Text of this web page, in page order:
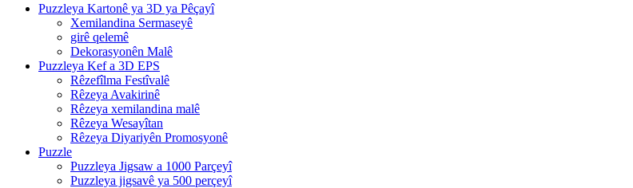
Puzzleya Kartonê ya 3D ya Pêçayî
Xemilandina Sermaseyê
girê qelemê
Dekorasyonên Malê
Puzzleya Kef a 3D EPS
Rêzefîlma Festîvalê
Rêzeya Avakirinê
Rêzeya xemilandina malê
Rêzeya Wesayîtan
Rêzeya Diyariyên Promosyonê
Puzzle
Puzzleya Jigsaw a 1000 Parçeyî
Puzzleya jigsavê ya 500 perçeyî